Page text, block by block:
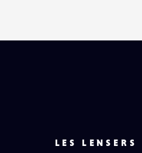
LES LENSERS